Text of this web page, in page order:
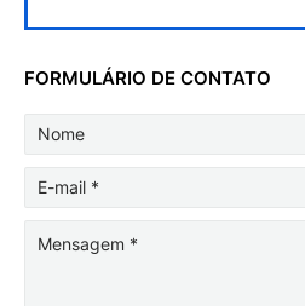
FORMULÁRIO DE CONTATO